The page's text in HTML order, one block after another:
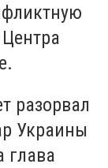
разорвал
Украины
глава